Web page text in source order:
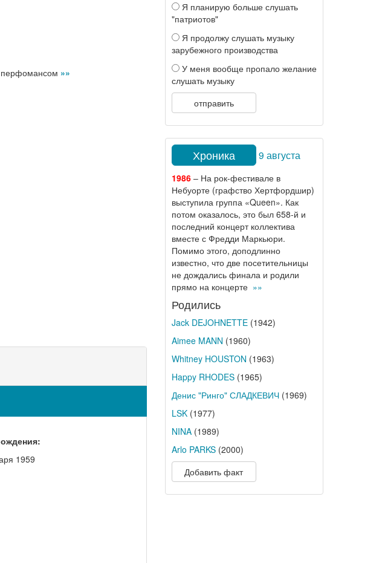
перфомансом »»
1959
Я планирую больше слушать
"патриотов"
Я продолжу слушать музыку
зарубежного производства
У меня вообще пропало желание
слушать музыку
отправить
Хроника 9 августа
1986– На рок-фестивале в
Небуорте (графство Хертфордшир)
выступила группа «Queen». Как
потом оказалось, это был 658-й и
последний концерт коллектива
вместе с Фредди Маркьюри.
Помимо этого, доподлинно
известно, что две посетительницы
не дождались финала и родили
прямо на концерте »»
Родились
Jack DEJOHNETTE(1942)
Aimee MANN (1960)
Whitney HOUSTON (1963)
Happy RHODES(1965)
Денис "Ринго" СЛАДКЕВИЧ(1969)
LSK(1977)
NINA(1989)
Arlo PARKS(2000)
Добавить факт